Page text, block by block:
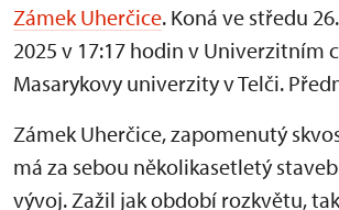
Zámek Uherčice. Koná ve středu
2025 v 17:17 hodin v Univerzitním
Masarykovy univerzity v Telči.
Zámek Uherčice, zapomenutý
má za sebou několikasetletý
vývoj. Zažil jak období rozkvětu,